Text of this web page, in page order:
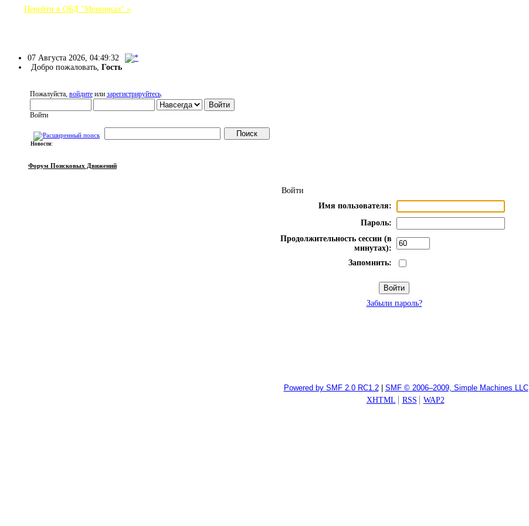
Перейти в ОБД "Мемориал" »
07 Августа 2026, 04:49:32
Добро пожаловать,Гость
Пожалуйста, войдитеили зарегистрируйтесь.
Войти
Новости:
Форум Поисковых Движений
Войти
Имя пользователя:
Пароль:
Продолжительность сессии (в
минутах):
Запомнить:
Забыли пароль?
Powered by SMF 2.0 RC1.2| SMF © 2006–2009, Simple Machines LLC
XHTML
RSS WAP2